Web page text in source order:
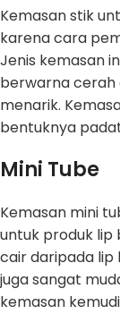
Kemasan stik
karena cara
Jenis kemasan
berwarna cerah
menarik.
bentuknya
Mini Tube
Kemasan mini
untuk produk lip
cair daripada lip
juga sangat
kemasan